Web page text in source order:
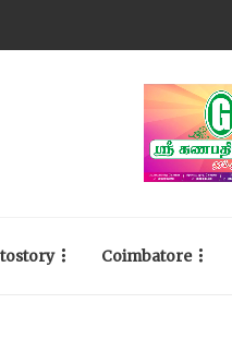
Coimbatore